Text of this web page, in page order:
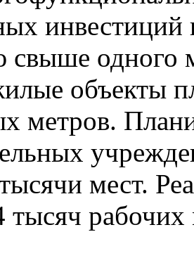
одного
объекты
метров.
мест.
тысяч